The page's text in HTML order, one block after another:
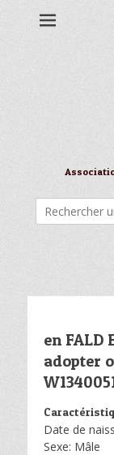
en FALD
adopter
Date de
Sexe: Mâle